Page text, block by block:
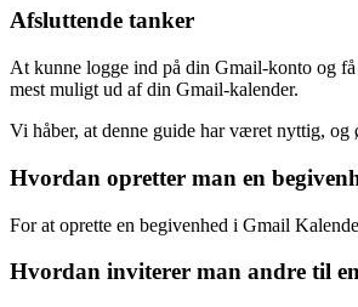
Afsluttende tanker
At kunne logge ind på din Gmail-konto og
mest muligt ud af din Gmail-kalender.
Vi håber, at denne guide har været nyttig,
Hvordan opretter man en
For at oprette en begivenhed i Gmail
Hvordan inviterer man andre til